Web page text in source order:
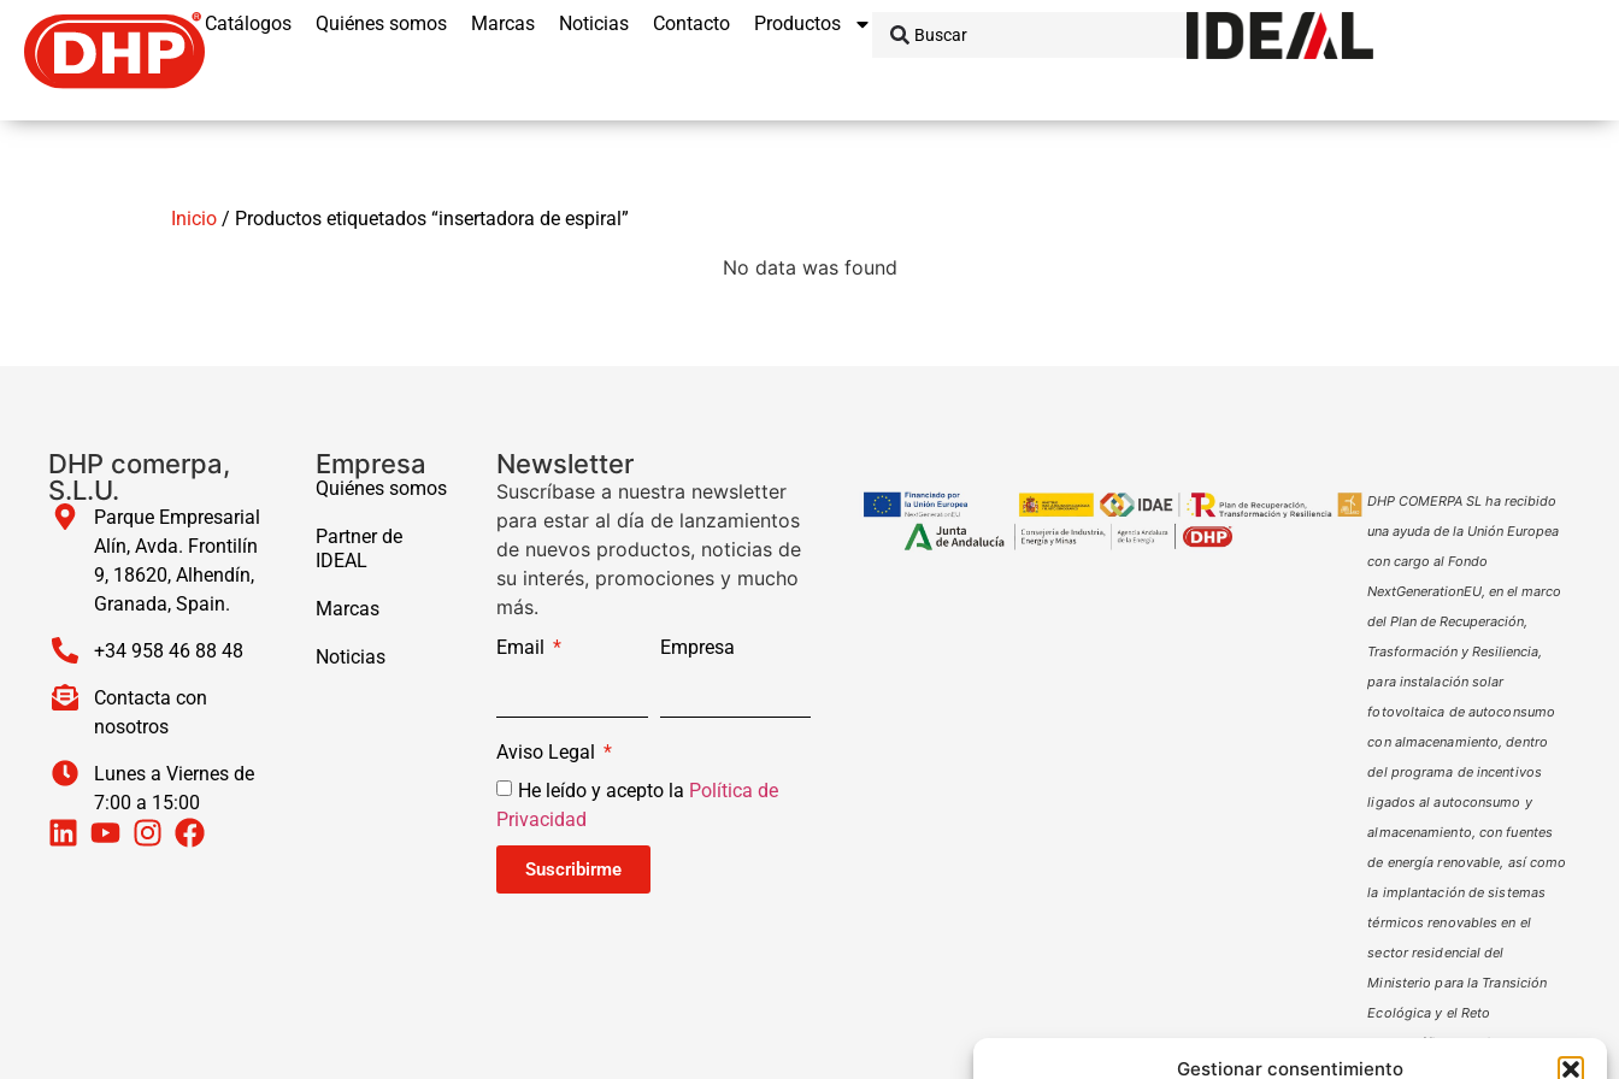
Gestionar consentimiento
Catálogos Quiénes somos Marcas Noticias Contacto Productos
Inicio / Productos etiquetados “insertadora de espiral”
No data was found
DHP comerpa,
S.L.U.
Parque Empresarial
Alín, Avda. Frontilín
9, 18620, Alhendín,
Granada, Spain.
+34 958 46 88 48
Contacta con
nosotros
Lunes a Viernes de
7:00 a 15:00
Empresa
Quiénes somos
Partner de
IDEAL
Marcas
Noticias
Newsletter
Suscríbase a nuestra newsletter
para estar al día de lanzamientos
de nuevos productos, noticias de
su interés, promociones y mucho
más.
Email Empresa
Aviso Legal
He leído y acepto la Política de
Privacidad
Suscribirme
DHP COMERPA SL ha recibido
una ayuda de la Unión Europea
con cargo al Fondo
NextGenerationEU, en el marco
del Plan de Recuperación,
Trasformación y Resiliencia,
para instalación solar
fotovoltaica de autoconsumo
con almacenamiento, dentro
del programa de incentivos
ligados al autoconsumo y
almacenamiento, con fuentes
de energía renovable, así como
la implantación de sistemas
térmicos renovables en el
sector residencial del
Ministerio para la Transición
Ecológica y el Reto
Demográfico,
gestionado por
la Junta de Andalucía, a través